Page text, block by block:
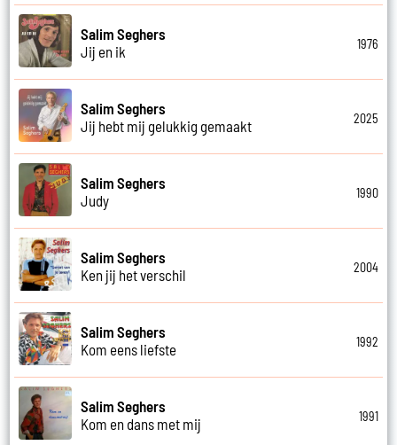
Salim Seghers
Jij en ik
1976
Salim Seghers
Jij hebt mij gelukkig gemaakt
2025
Salim Seghers
Judy
1990
Salim Seghers
Ken jij het verschil
2004
Salim Seghers
Kom eens liefste
1992
Salim Seghers
Kom en dans met mij
1991